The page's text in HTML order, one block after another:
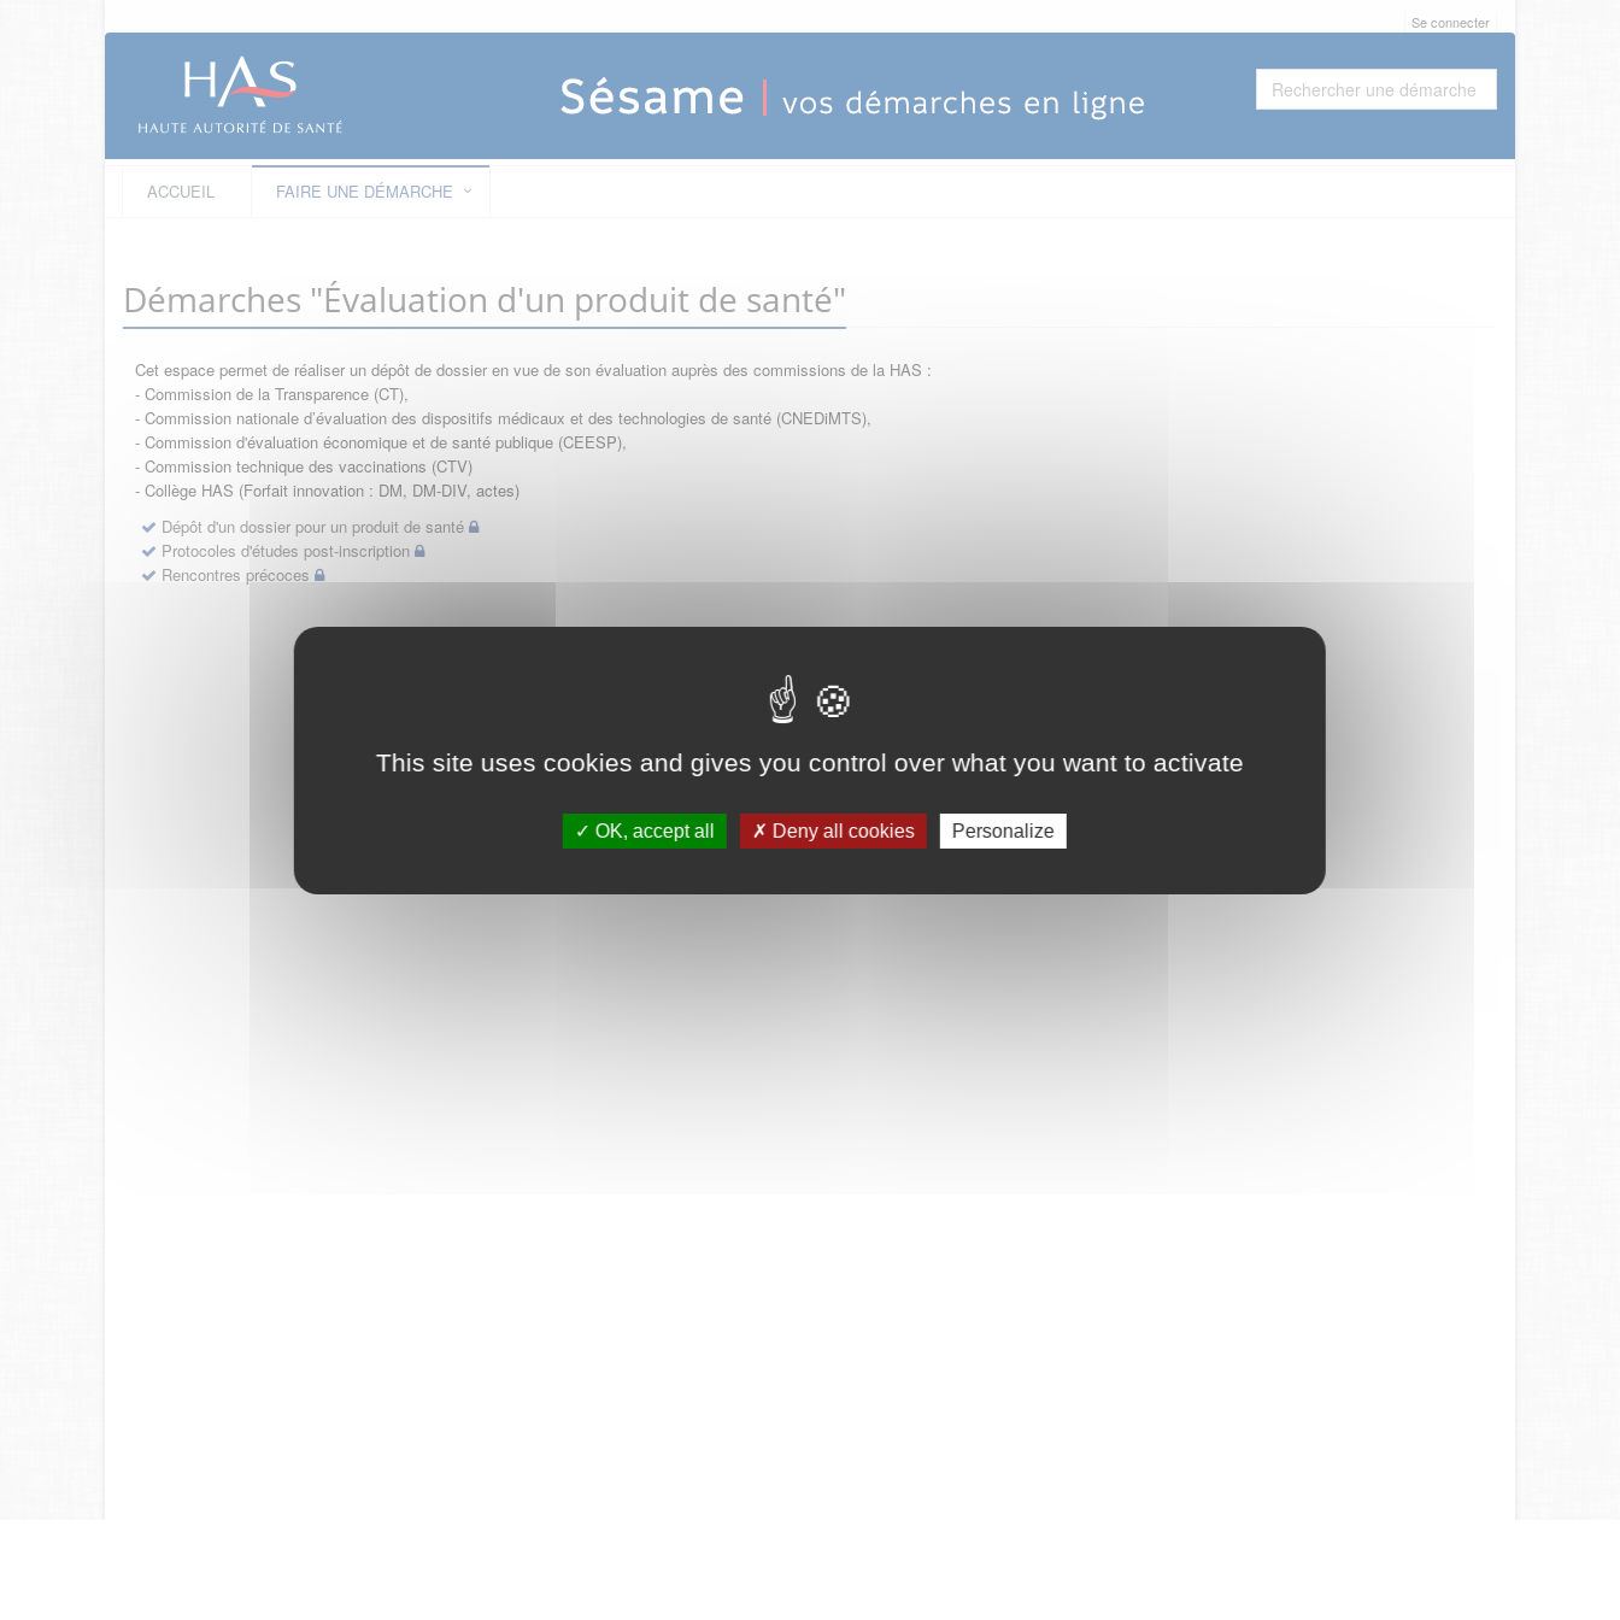
This site uses cookies and gives you control over what you want to activate
OK, accept all Deny all cookies Personalize
Se connecter
ACCUEIL FAIRE UNE DÉMARCHE
Démarches "Évaluation d'un produit de santé"
Cet espace permet de réaliser un dépôt de dossier en vue de son évaluation auprès des commissions de la HAS :
- Commission de la Transparence (CT),
- Commission nationale d’évaluation des dispositifs médicaux et des technologies de santé (CNEDiMTS),
- Commission d'évaluation économique et de santé publique (CEESP),
- Commission technique des vaccinations (CTV)
- Collège HAS (Forfait innovation : DM, DM-DIV, actes)
Dépôt d'un dossier pour un produit de santé
Protocoles d'études post-inscription
Rencontres précoces